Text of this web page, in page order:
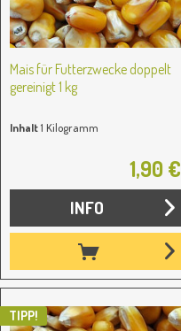
Mais für Futterzwecke doppelt
gereinigt 1 kg
Inhalt1 Kilogramm
1,90 €
INFO
TIPP!